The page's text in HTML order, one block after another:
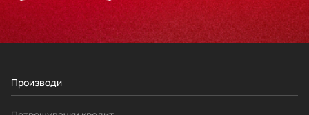
Производи